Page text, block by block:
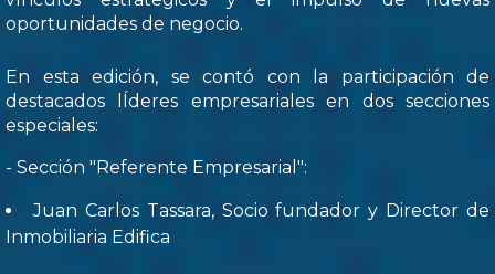
oportunidades de negocio.
En esta edición, se contó con la participación de
destacados lÍderes empresariales en dos secciones
especiales:
- Sección "Referente Empresarial":
Juan Carlos Tassara, Socio fundador y Director de
Inmobiliaria Edifica